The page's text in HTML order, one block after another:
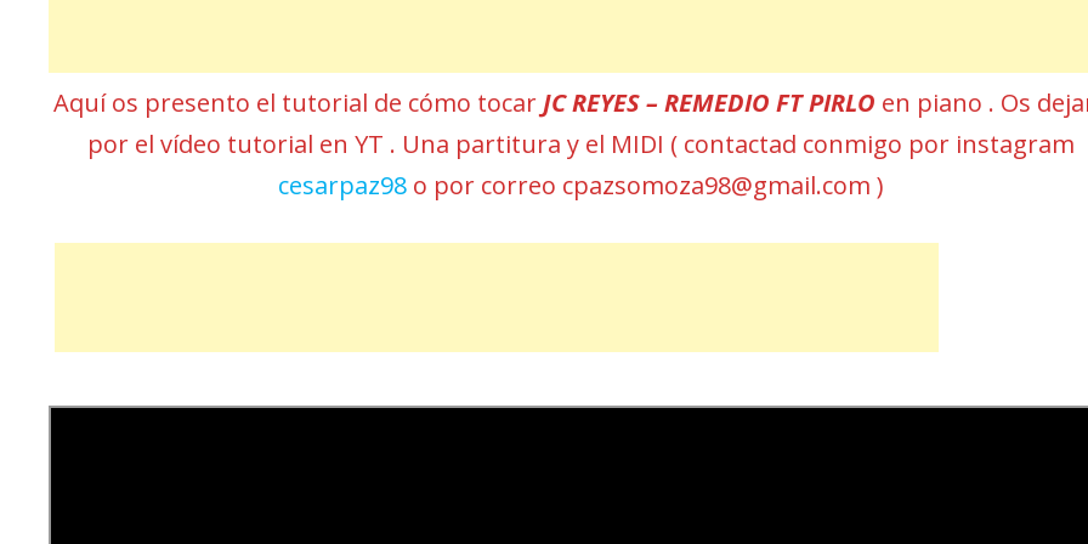
Aquí os presento el tutorial de cómo tocar JC REYES – REMEDIO FT PIRLO en piano . Os
por el vídeo tutorial en YT . Una partitura y el MIDI ( contactad conmigo por instagram
cesarpaz98 o por correo cpazsomoza98@gmail.com )